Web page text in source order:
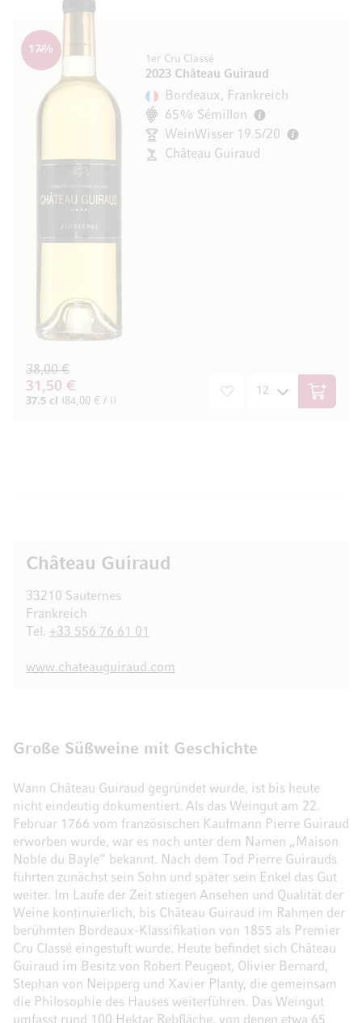
1er Cru Classé
2023 Château Guiraud
17%
Bordeaux, Frankreich
65% Sémillon
WeinWisser 19.5/20
Château Guiraud
31,50 €
38,00 €
37.5 cl (84,00 € / l) In den
Château Guiraud
33210 Sauternes
Frankreich
Tel. +33 556 76 61 01
www.chateauguiraud.com
Große Süßweine mit Geschichte
Wann Château Guiraud gegründet wurde, ist bis heute
nicht eindeutig dokumentiert. Als das Weingut am 22.
Februar 1766 vom französischen Kaufmann Pierre Guiraud
erworben wurde, war es noch unter dem Namen „Maison
Noble du Bayle“ bekannt. Nach dem Tod Pierre Guirauds
führten zunächst sein Sohn und später sein Enkel das Gut
weiter. Im Laufe der Zeit stiegen Ansehen und Qualität der
Weine kontinuierlich, bis Château Guiraud im Rahmen der
berühmten Bordeaux-Klassifikation von 1855 als Premier
Cru Classé eingestuft wurde. Heute befindet sich Château
Guiraud im Besitz von Robert Peugeot, Olivier Bernard,
Stephan von Neipperg und Xavier Planty, die gemeinsam
die Philosophie des Hauses weiterführen. Das Weingut